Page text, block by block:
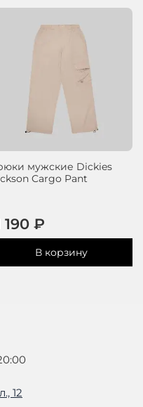
мужские Dickies
Cargo Pant
190 ₽
В корзину
12